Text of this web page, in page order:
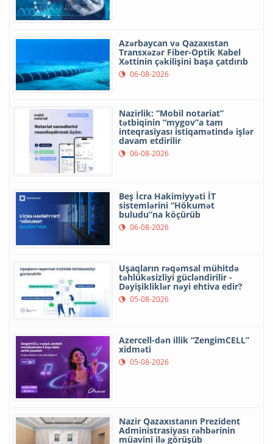
Azərbaycan və Qazaxıstan
Transxəzər Fiber-Optik Kabel
Xəttinin çəkilişini başa çatdırıb
06-08-2026
Nazirlik: “Mobil notariat”
tətbiqinin “mygov”a tam
inteqrasiyası istiqamətində işlər
davam etdirilir
06-08-2026
Beş İcra Hakimiyyəti İT
sistemlərini “Hökumət
buludu”na köçürüb
06-08-2026
Uşaqların rəqəmsal mühitdə
təhlükəsizliyi gücləndirilir -
Dəyişikliklər nəyi ehtiva edir?
05-08-2026
Azercell-dən illik “ZengimCELL”
xidməti
05-08-2026
Nazir Qazaxıstanın Prezident
Administrasiyası rəhbərinin
müavini ilə görüşüb